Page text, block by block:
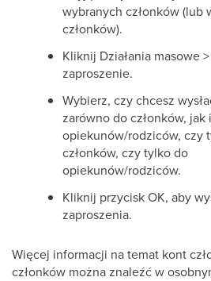
wybranych członków (lub
członków).
Kliknij Działania masowe
zaproszenie.
Wybierz, czy chcesz
zarówno do członków, jak i
opiekunów/rodziców, czy
członków, czy tylko do
opiekunów/rodziców.
Kliknij przycisk OK, aby
zaproszenia.
Więcej informacji na temat kont
członków można znaleźć w